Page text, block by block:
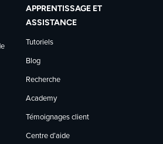
APPRENTISSAGE ET
ASSISTANCE
Tutoriels
Blog
Recherche
Academy
Témoignages client
Centre d’aide